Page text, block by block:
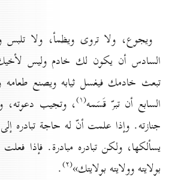
ويجوع، ولا تروى ويظمأ، ولا
السادس أن يكون لك خادم وليس
تبعث خادمك فيغسل ثيابه ويصنع
السابع أن تبرّ قَسَمه(۱) ، وتجيب دعوته،
جنازته. وإذا علمت أنّ له حاجة تبادره
يسألكها، ولكن تبادره مبادرة. فإذا
بولايته وولايته بولايتك»(۲) .